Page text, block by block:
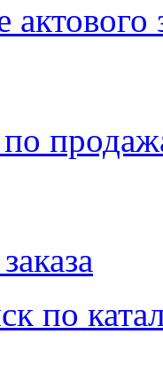
по